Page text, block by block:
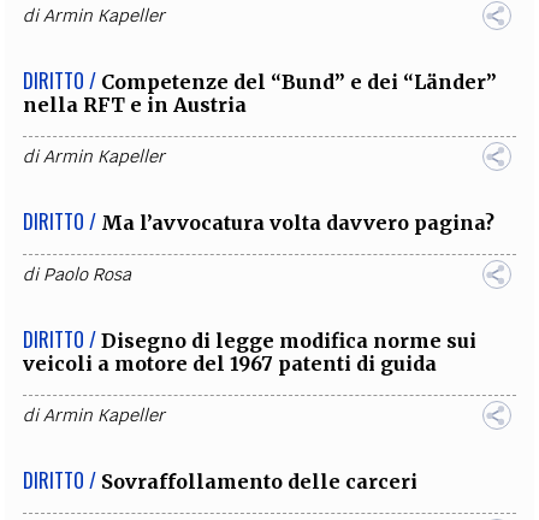
diArmin Kapeller
DIRITTO / Competenze del “Bund” e dei “Länder”
nella RFT e in Austria
diArmin Kapeller
DIRITTO / Ma l’avvocatura volta davvero pagina?
diPaolo Rosa
DIRITTO / Disegno di legge modifica norme sui
veicoli a motore del 1967 patenti di guida
diArmin Kapeller
DIRITTO / Sovraffollamento delle carceri